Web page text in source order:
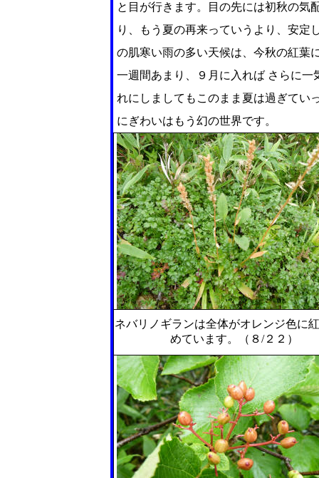
と目が行きます。目の先には初秋の気
り、もう夏の再来っていうより、安定
の肌寒い雨の多い天候は、今秋の紅葉
一週間あまり、９月に入れば さら
れにしましてもこのまま夏は過ぎてい
にぎわいはもう幻の世界です。
ネバリノギランは全体がオレンジ色に
めています。（８/２２）